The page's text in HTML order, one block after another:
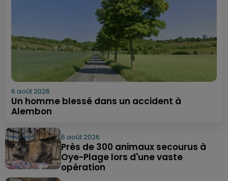
6 août 2026
Un homme blessé dans un accident à
Alembon
6 août 2026
Près de 300 animaux secourus à
Oye-Plage lors d'une vaste
opération